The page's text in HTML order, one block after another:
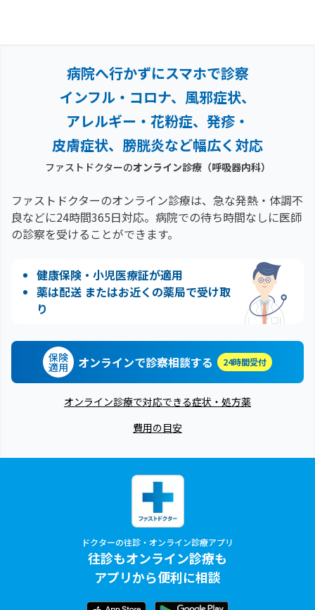
病院へ行かずにスマホで診察
インフル・コロナ、風邪症状、
アレルギー・花粉症、 発疹・
皮膚症状、膀胱炎など幅広く対応
ファストドクターのオンライン診療（呼吸器内科）
ファストドクターのオンライン診療は、急な発熱・体調不
良などに24時間365日対応。 病院での待ち時間なしに医師
の診察を受けることができます。
健康保険・小児医療証が適用
薬は配送 またはお近くの薬局で受け取
り
保険
適用 オンラインで診察相談する 24時間受付
オンライン診療で対応できる症状・処方薬
費用の目安
ドクターの往診・オンライン診療アプリ
往診もオンライン診療も
アプリから便利に相談